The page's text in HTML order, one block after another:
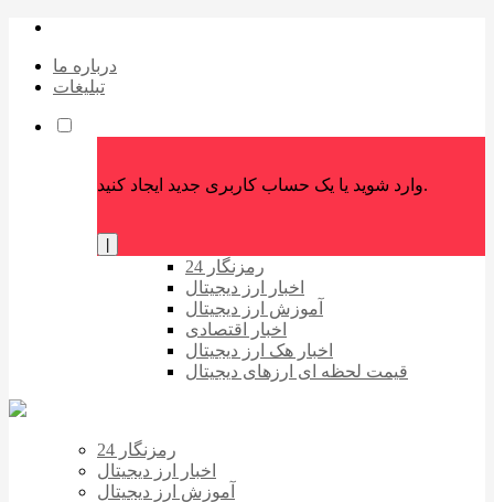
درباره ما
تبلیغات
وارد شوید یا یک حساب کاربری جدید ایجاد کنید.
رمزنگار 24
اخبار ارز دیجیتال
آموزش ارز دیجیتال
اخبار اقتصادی
اخبار هک ارز دیجیتال
قیمت لحظه ای ارزهای دیجیتال
رمزنگار 24
اخبار ارز دیجیتال
آموزش ارز دیجیتال